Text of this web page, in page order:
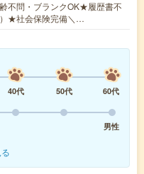
不問・ブランクOK★履歴書不
★社会保険完備＼…
40代 50代
60代
男性